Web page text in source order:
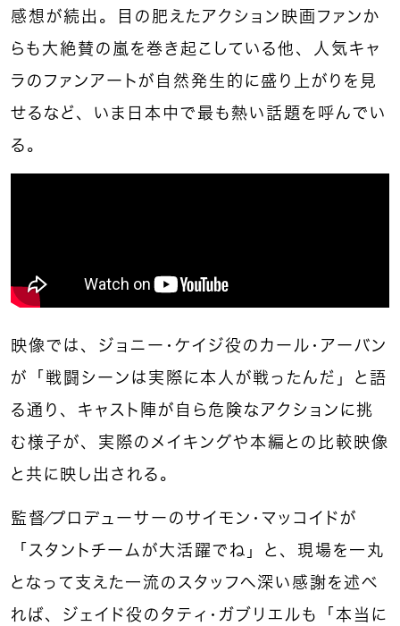
感想が続出。目の肥えたアクション映画ファンか
らも大絶賛の嵐を巻き起こしている他、人気キャ
ラのファンアートが自然発生的に盛り上がりを見
せるなど、いま日本中で最も熱い話題を呼んでい
る。
映像では、ジョニー・ケイジ役のカール・アーバン
が「戦闘シーンは実際に本人が戦ったんだ」と語
る通り、キャスト陣が自ら危険なアクションに挑
む様子が、実際のメイキングや本編との比較映像
と共に映し出される。
監督／プロデューサーのサイモン・マッコイドが
「スタントチームが大活躍でね」と、現場を一丸
となって支えた一流のスタッフへ深い感謝を述べ
れば、ジェイド役のタティ・ガブリエルも「本当に